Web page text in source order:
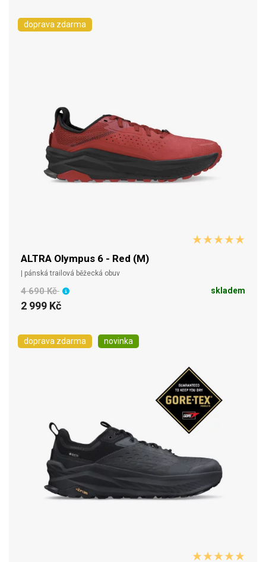
doprava zdarma
ALTRA Olympus 6 - Red (M)
| pánská trailová běžecká obuv
4 690 Kč
2 999 Kč
skladem
doprava zdarma novinka